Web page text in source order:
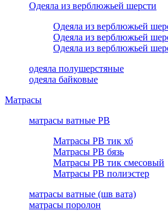
Одеяла из верблюжьей шерсти
Одеяла из верблюжьей
Одеяла из верблюжьей
Одеяла из верблюжьей
одеяла полушерстяные
одеяла байковые
Матрасы
матрасы ватные РВ
Матрасы РВ тик хб
Матрасы РВ бязь
Матрасы РВ тик смесовый
Матрасы РВ полиэстер
матрасы ватные (шв вата)
матрасы поролон